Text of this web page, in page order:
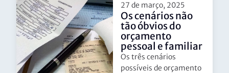
27 de março, 2025
Os cenários não
tão óbvios do
orçamento
pessoal e familiar
Os três cenários
possíveis de orçamento